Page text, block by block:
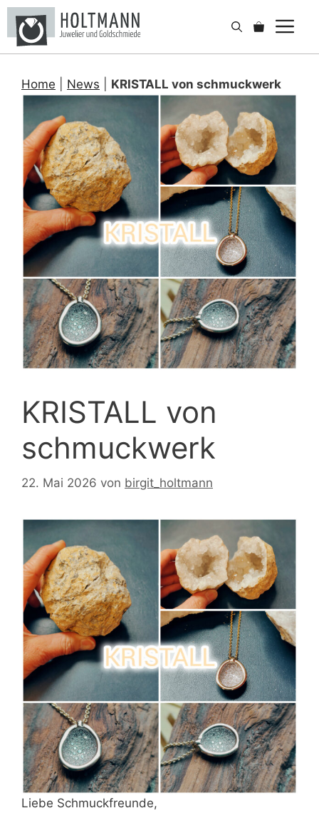
Zum
Inhalt
springen
Home News KRISTALL von schmuckwerk
KRISTALL von
schmuckwerk
22. Mai 2026 von birgit_holtmann
Liebe Schmuckfreunde,